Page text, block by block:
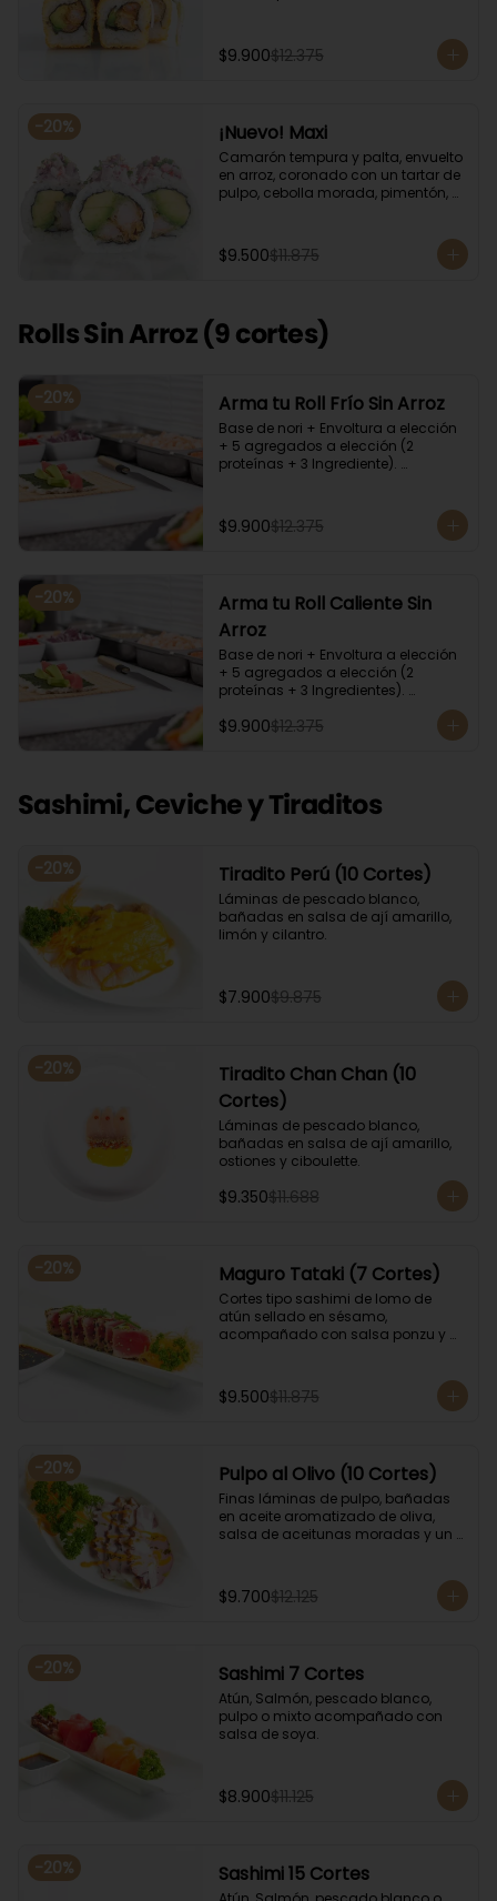
$9.900$12.375
-20% ¡Nuevo! Maxi
Camarón tempura y palta, envuelto
en arroz, coronado con un tartar de
pulpo, cebolla morada, pimentón,
$9.500$11.875
Rolls Sin Arroz (9 cortes)
-20% Arma tu Roll Frío Sin Arroz
Base de nori + Envoltura a elección
+ 5 agregados a elección (2
proteínas + 3 Ingrediente).
relleno palta y/o queso crema para
que el roll pueda compactar y ser
$9.900$12.375
-20%
Arma tu Roll Caliente Sin
Arroz
Base de nori + Envoltura a elección
+ 5 agregados a elección (2
proteínas + 3 Ingredientes).
Acompañado con salsa de soya.
Recomendamos incluir en el relleno
palta y/o queso crema para que el
$9.900$12.375
Sashimi, Ceviche y Tiraditos
-20% Tiradito Perú (10 Cortes)
Láminas de pescado blanco,
bañadas en salsa de ají amarillo,
limón y cilantro.
$7.900$9.875
-20%
Tiradito Chan Chan (10
Cortes)
Láminas de pescado blanco,
bañadas en salsa de ají amarillo,
ostiones y ciboulette.
$9.350$11.688
-20% Maguro Tataki (7 Cortes)
Cortes tipo sashimi de lomo de
atún sellado en sésamo,
acompañado con salsa ponzu y
$9.500$11.875
-20% Pulpo al Olivo (10 Cortes)
Finas láminas de pulpo, bañadas
en aceite aromatizado de oliva,
salsa de aceitunas moradas y un
$9.700$12.125
-20% Sashimi 7 Cortes
Atún, Salmón, pescado blanco,
pulpo o mixto acompañado con
salsa de soya.
$8.900$11.125
-20% Sashimi 15 Cortes